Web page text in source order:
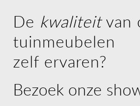
De kwaliteitvan
tuinmeubelen
zelf ervaren?
Bezoek onze